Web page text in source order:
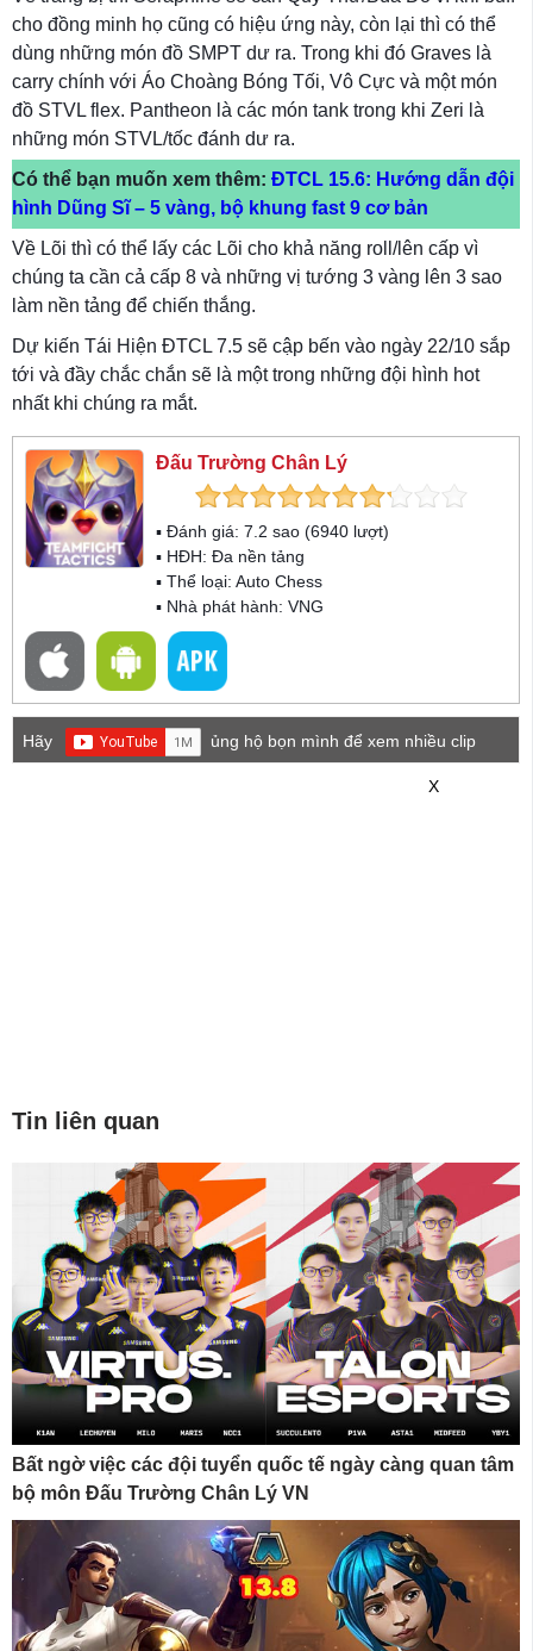
cho đồng minh họ cũng có hiệu ứng này, còn lại thì có thể
dùng những món đồ SMPT dư ra. Trong khi đó Graves là
carry chính với Áo Choàng Bóng Tối, Vô Cực và một món
đồ STVL flex. Pantheon là các món tank trong khi Zeri là
những món STVL/tốc đánh dư ra.
Có thể bạn muốn xem thêm: ĐTCL 15.6: Hướng dẫn đội
hình Dũng Sĩ – 5 vàng, bộ khung fast 9 cơ bản
Về Lõi thì có thể lấy các Lõi cho khả năng roll/lên cấp vì
chúng ta cần cả cấp 8 và những vị tướng 3 vàng lên 3 sao
làm nền tảng để chiến thắng.
Dự kiến Tái Hiện ĐTCL 7.5 sẽ cập bến vào ngày 22/10 sắp
tới và đầy chắc chắn sẽ là một trong những đội hình hot
nhất khi chúng ra mắt.
Đấu Trường Chân Lý
▪ Đánh giá: 7.2 sao (6940 lượt)
▪ HĐH: Đa nền tảng
▪ Thể loại: Auto Chess
▪ Nhà phát hành: VNG
Hãy
ủng hộ bọn mình để xem nhiều clip
X
Tin liên quan
Bất ngờ việc các đội tuyển quốc tế ngày càng quan tâm
bộ môn Đấu Trường Chân Lý VN